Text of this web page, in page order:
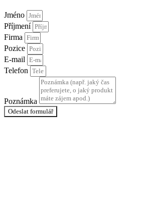
Jméno
Příjmení
Firma
Pozice
E-mail
Telefon
Poznámka
Odeslat formulář